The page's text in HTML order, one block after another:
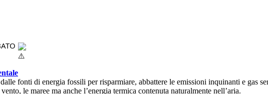
fonti di energia fossili per risparmiare, abbattere le emissioni inquinanti e gas
le maree ma anche l’energia termica contenuta naturalmente nell’aria.